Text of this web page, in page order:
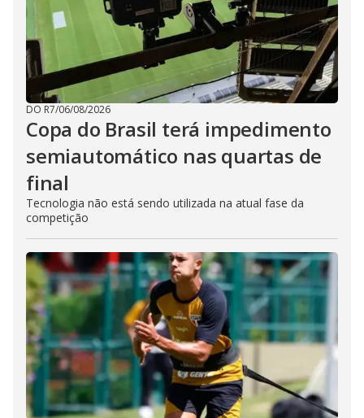
DO R7/06/08/2026
Copa do Brasil terá impedimento
semiautomático nas quartas de
final
Tecnologia não está sendo utilizada na atual fase da
competição